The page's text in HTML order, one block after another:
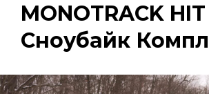
MONOTRACK HIT
Сноубайк